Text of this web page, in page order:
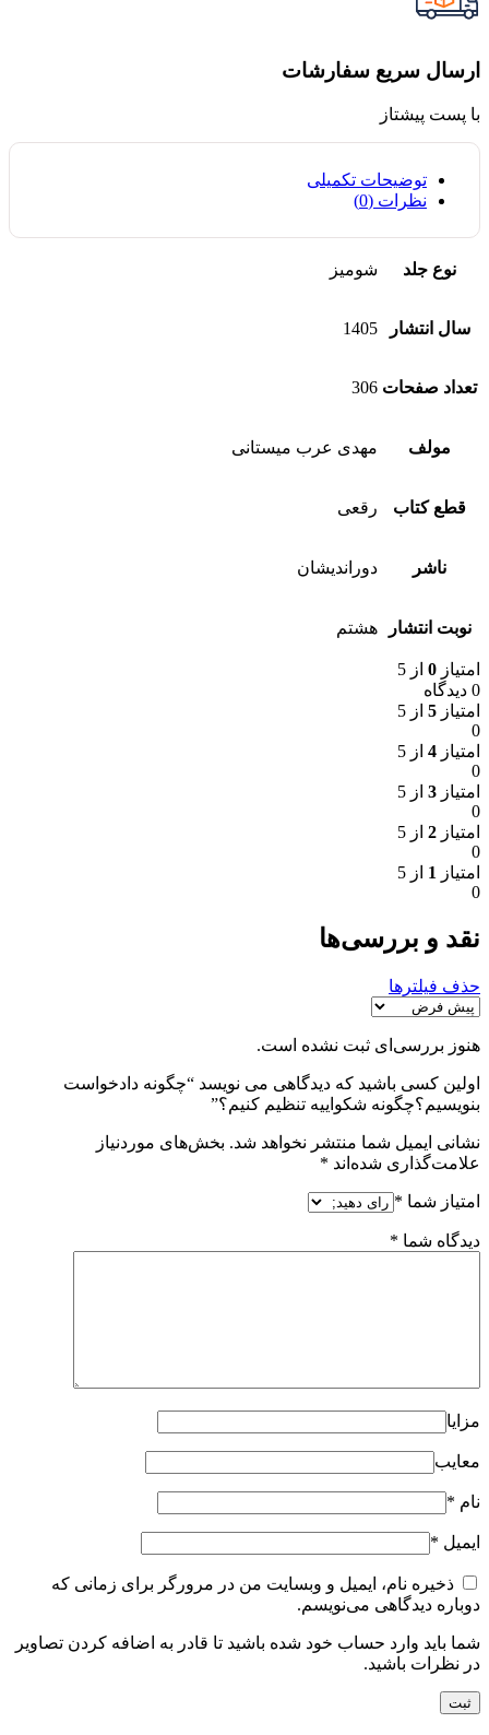
ارسال سریع سفارشات
با پست پیشتاز
توضیحات تکمیلی
نظرات (0)
نوع جلد شومیز
سال انتشار 1405
تعداد صفحات 306
مولف مهدی عرب میستانی
قطع کتاب رقعی
ناشر دوراندیشان
نوبت انتشار هشتم
امتیاز 0 از 5
0 دیدگاه
امتیاز 5 از 5
0
امتیاز 4 از 5
0
امتیاز 3 از 5
0
امتیاز 2 از 5
0
امتیاز 1 از 5
0
نقد و بررسی‌ها
حذف فیلترها
هنوز بررسی‌ای ثبت نشده است.
اولین کسی باشید که دیدگاهی می نویسد “چگونه دادخواست
بنویسیم؟چگونه شکواییه تنظیم کنیم؟”
نشانی ایمیل شما منتشر نخواهد شد. بخش‌های موردنیاز
علامت‌گذاری شده‌اند *
امتیاز شما *
دیدگاه شما *
مزایا
معایب
نام *
ایمیل *
ذخیره نام، ایمیل و وبسایت من در مرورگر برای زمانی که
دوباره دیدگاهی می‌نویسم.
شما باید وارد حساب خود شده باشید تا قادر به اضافه کردن تصاویر
در نظرات باشید.